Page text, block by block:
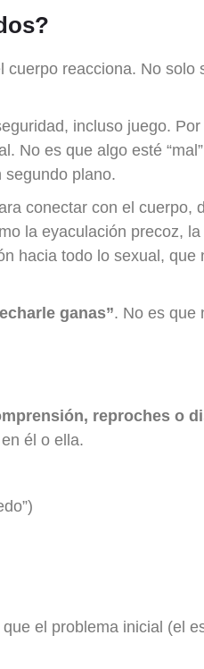
reacciona. No solo
incluso juego. Por
No es que algo esté
segundo plano.
conectar con el cuerpo,
la eyaculación precoz,
hacia todo lo sexual, que
ganas”. No es que
reproches o
él o ella.
el problema inicial (el